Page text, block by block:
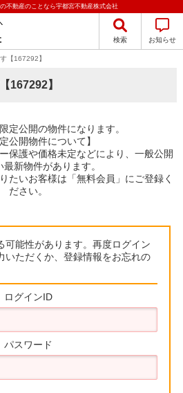
不動産のことなら宇都宮不動産株式会社
検索 お知らせ
【167292】
167292】
定公開の物件になります。
公開物件について】
保護や価格未定などにより、一般公開
新物件があります。
たいお客様は「無料会員」にご登録く
ださい。
可能性があります。再度ログイン
いただくか、登録情報をお忘れの
ログインID
パスワード